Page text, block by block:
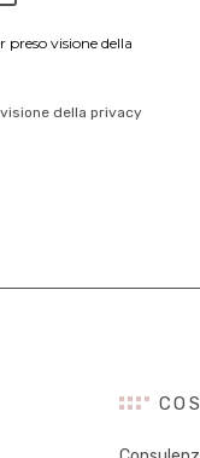
visione della
della privacy